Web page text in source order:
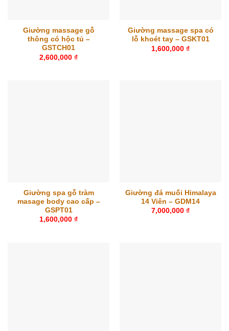
Giường massage gỗ
thông có hộc tủ –
GSTCH01
2,600,000 ₫
Giường massage spa có
lỗ khoét tay – GSKT01
1,600,000 ₫
Giường spa gỗ tràm
masage body cao cấp –
GSPT01
1,600,000 ₫
Giường đá muối Himalaya
14 Viên – GDM14
7,000,000 ₫